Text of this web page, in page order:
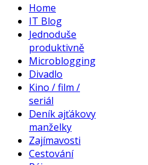
Home
IT Blog
Jednoduše
produktivně
Microblogging
Divadlo
Kino / film /
seriál
Deník ajťákovy
manželky
Zajímavosti
Cestování